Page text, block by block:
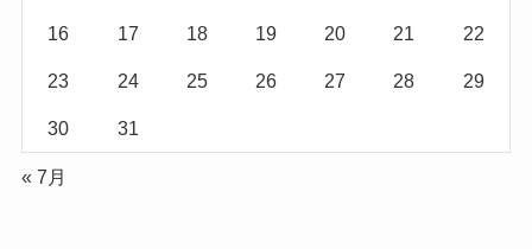
16 17 18 19 20 21 22
23 24 25 26 27 28 29
30 31
« 7月